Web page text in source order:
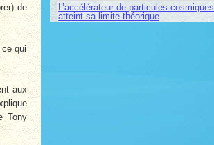
de
qui
aux
Tony
L’accélérateur de particules cosmiques
atteint sa limite théorique